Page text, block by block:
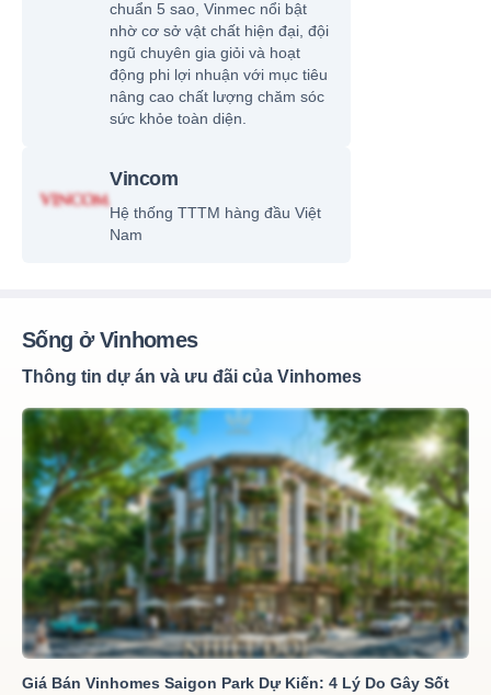
chuẩn 5 sao, Vinmec nổi bật
nhờ cơ sở vật chất hiện đại, đội
ngũ chuyên gia giỏi và hoạt
động phi lợi nhuận với mục tiêu
nâng cao chất lượng chăm sóc
sức khỏe toàn diện.
Vincom
Hệ thống TTTM hàng đầu Việt
Nam
Sống ở Vinhomes
Thông tin dự án và ưu đãi của Vinhomes
Giá Bán Vinhomes Saigon Park Dự Kiến: 4 Lý Do Gây Sốt